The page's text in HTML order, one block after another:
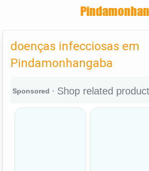
Cadastrar
Criar conta
doenças infecciosas em
Pindamonhangaba